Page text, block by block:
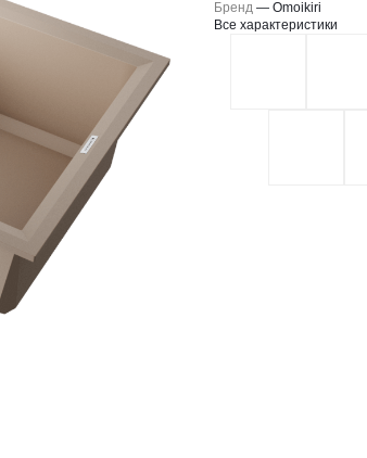
Бренд —Omoikiri
Все характеристики